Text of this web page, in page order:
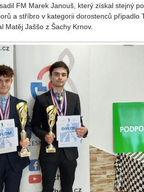
FM Marek Janouš, který získal stejný
a stříbro v kategorii dorostenců připadlo
Matěj Jaššo z Šachy Krnov.